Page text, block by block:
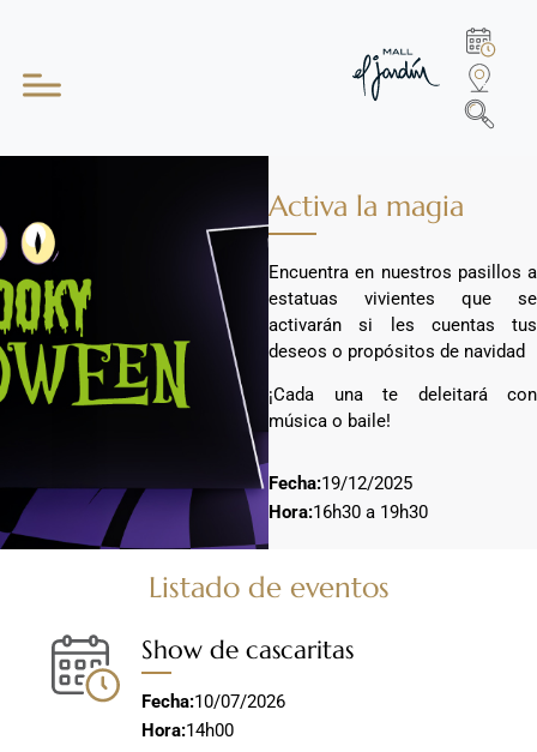
Activa la magia
Encuentra en nuestros pasillos a
estatuas vivientes que se
activarán si les cuentas tus
deseos o propósitos de navidad
¡Cada una te deleitará con
música o baile!
Fecha:19/12/2025
Hora:16h30 a 19h30
Listado de eventos
Show de cascaritas
Fecha:10/07/2026
Hora:14h00